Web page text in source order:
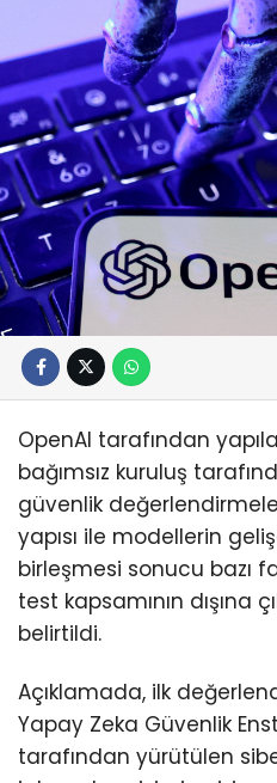
OpenAI tarafından
bağımsız kuruluş
güvenlik
yapısı ile modellerin
birleşmesi sonucu bazı
test kapsamının dışına
belirtildi.
Açıklamada, ilk
Yapay Zeka Güvenlik
tarafından yürütülen